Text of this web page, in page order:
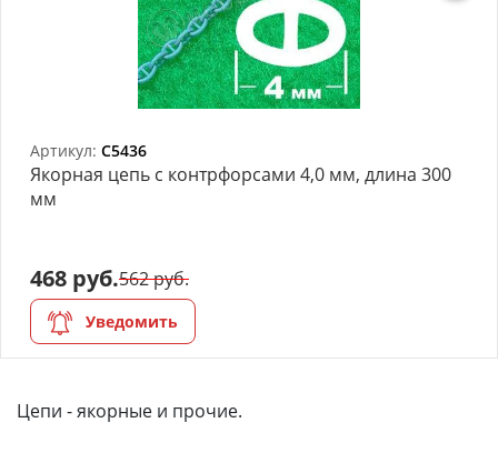
Артикул: C5436
Якорная цепь с контрфорсами 4,0 мм, длина 300
мм
468 руб.562 руб.
Уведомить
Цепи - якорные и прочие.